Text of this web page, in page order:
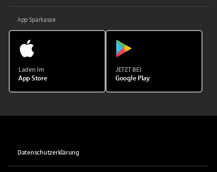
App Sparkasse
Laden im
App Store
JETZT BEI
Google Play
Datenschutzerklärung